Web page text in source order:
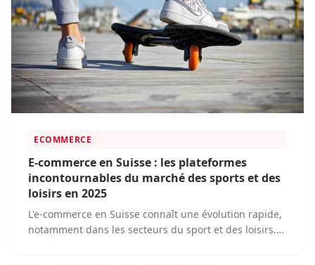
ECOMMERCE
E-commerce en Suisse : les plateformes
incontournables du marché des sports et des
loisirs en 2025
L'e-commerce en Suisse connaît une évolution rapide,
notamment dans les secteurs du sport et des loisirs.